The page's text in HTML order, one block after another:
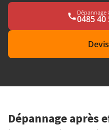
Dépannage
0485 40
Dépannage après